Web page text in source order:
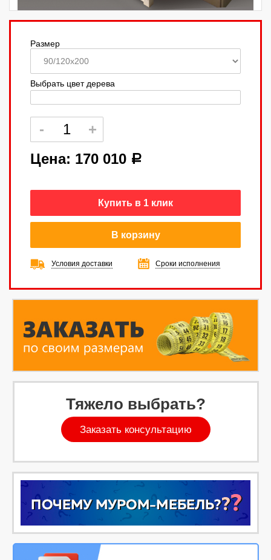
Размер
Выбрать цвет дерева
Цена: 170 010 a
Купить в 1 клик
В корзину
Условия доставки Сроки исполнения
Тяжело выбрать?
Заказать консультацию